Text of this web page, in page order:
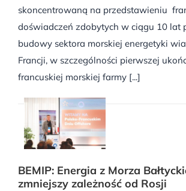
skoncentrowaną na przedstawieniu
doświadczeń zdobytych w ciągu 10 lat
budowy sektora morskiej energetyki
Francji, w szczególności pierwszej
francuskiej morskiej farmy [...]
BEMIP: Energia z Morza
zmniejszy zależność od Rosji